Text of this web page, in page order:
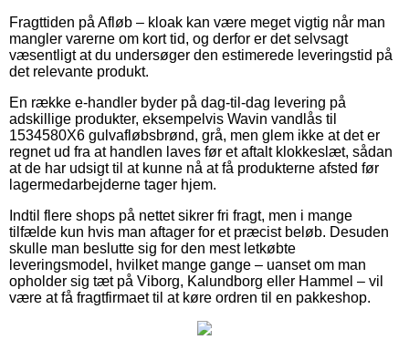
Fragttiden på Afløb – kloak kan være meget vigtig når man
mangler varerne om kort tid, og derfor er det selvsagt
væsentligt at du undersøger den estimerede leveringstid på
det relevante produkt.
En række e-handler byder på dag-til-dag levering på
adskillige produkter, eksempelvis Wavin vandlås til
1534580X6 gulvafløbsbrønd, grå, men glem ikke at det er
regnet ud fra at handlen laves før et aftalt klokkeslæt, sådan
at de har udsigt til at kunne nå at få produkterne afsted før
lagermedarbejderne tager hjem.
Indtil flere shops på nettet sikrer fri fragt, men i mange
tilfælde kun hvis man aftager for et præcist beløb. Desuden
skulle man beslutte sig for den mest letkøbte
leveringsmodel, hvilket mange gange – uanset om man
opholder sig tæt på Viborg, Kalundborg eller Hammel – vil
være at få fragtfirmaet til at køre ordren til en pakkeshop.